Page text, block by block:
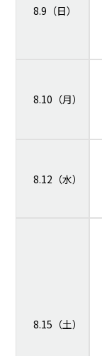
8.9（日）
8.10（月）
8.12（水）
8.15（土）